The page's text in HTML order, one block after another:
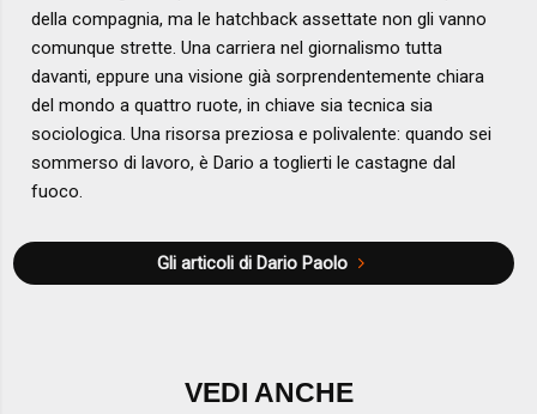
della compagnia, ma le hatchback assettate non gli vanno
comunque strette. Una carriera nel giornalismo tutta
davanti, eppure una visione già sorprendentemente chiara
del mondo a quattro ruote, in chiave sia tecnica sia
sociologica. Una risorsa preziosa e polivalente: quando sei
sommerso di lavoro, è Dario a toglierti le castagne dal
fuoco.
Gli articoli di Dario Paolo
VEDI ANCHE